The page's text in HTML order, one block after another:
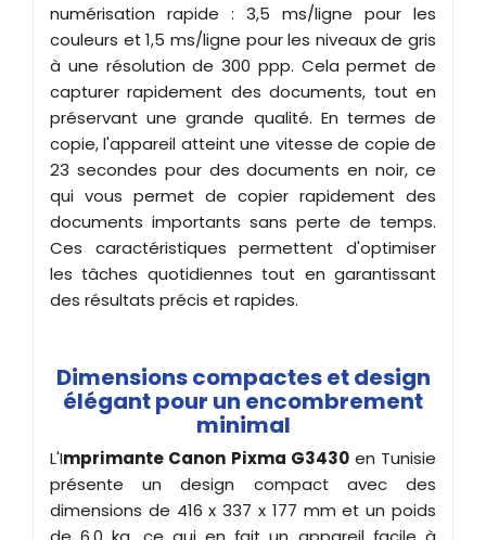
numérisation rapide : 3,5 ms/ligne pour les
couleurs et 1,5 ms/ligne pour les niveaux de gris
à une résolution de 300 ppp. Cela permet de
capturer rapidement des documents, tout en
préservant une grande qualité. En termes de
copie, l'appareil atteint une vitesse de copie de
23 secondes pour des documents en noir, ce
qui vous permet de copier rapidement des
documents importants sans perte de temps.
Ces caractéristiques permettent d'optimiser
les tâches quotidiennes tout en garantissant
des résultats précis et rapides.
Dimensions compactes et design
élégant pour un encombrement
minimal
L'Imprimante Canon Pixma G3430 en Tunisie
présente un design compact avec des
dimensions de 416 x 337 x 177 mm et un poids